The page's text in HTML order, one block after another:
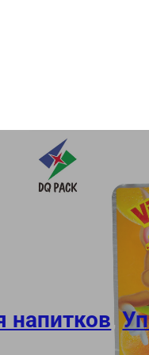
напитков,